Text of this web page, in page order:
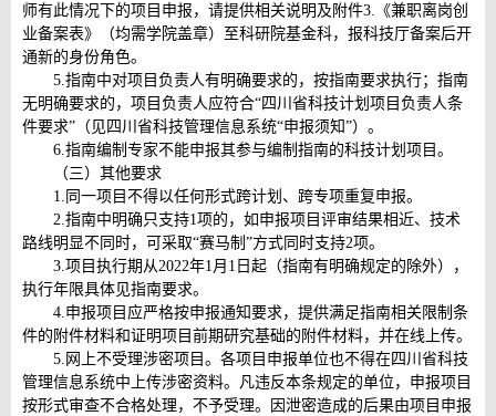
师有此情况下的项目申报，请提供相关说明及附件3.《兼职离岗创
业备案表》（均需学院盖章）至科研院基金科，报科技厅备案后开
通新的身份角色。
5.指南中对项目负责人有明确要求的，按指南要求执行；指南
无明确要求的，项目负责人应符合“四川省科技计划项目负责人条
件要求”（见四川省科技管理信息系统“申报须知”）。
6.指南编制专家不能申报其参与编制指南的科技计划项目。
（三）其他要求
1.同一项目不得以任何形式跨计划、跨专项重复申报。
2.指南中明确只支持1项的，如申报项目评审结果相近、技术
路线明显不同时，可采取“赛马制”方式同时支持2项。
3.项目执行期从2022年1月1日起（指南有明确规定的除外），
执行年限具体见指南要求。
4.申报项目应严格按申报通知要求，提供满足指南相关限制条
件的附件材料和证明项目前期研究基础的附件材料，并在线上传。
5.网上不受理涉密项目。各项目申报单位也不得在四川省科技
管理信息系统中上传涉密资料。凡违反本条规定的单位，申报项目
按形式审查不合格处理，不予受理。因泄密造成的后果由项目申报